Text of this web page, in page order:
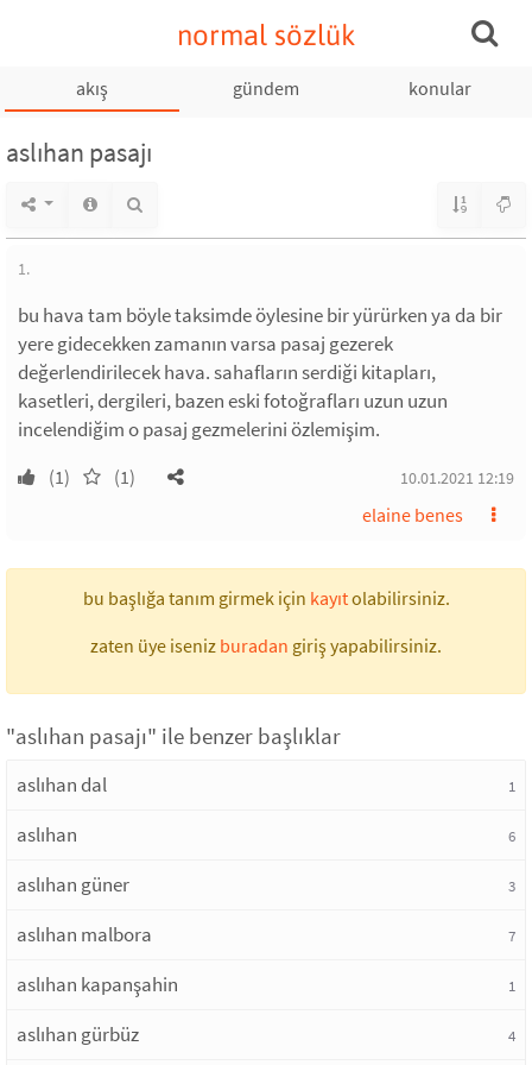
normal sözlük
akış gündem konular
aslıhan pasajı
1.
bu hava tam böyle taksimde öylesine bir yürürken ya da bir
yere gidecekken zamanın varsa pasaj gezerek
değerlendirilecek hava. sahafların serdiği kitapları,
kasetleri, dergileri, bazen eski fotoğrafları uzun uzun
incelendiğim o pasaj gezmelerini özlemişim.
(1) (1) 10.01.2021 12:19
elaine benes
bu başlığa tanım girmek için kayıtolabilirsiniz.
zaten üye iseniz buradan giriş yapabilirsiniz.
"aslıhan pasajı" ile benzer başlıklar
aslıhan dal 1
aslıhan 6
aslıhan güner 3
aslıhan malbora 7
aslıhan kapanşahin 1
aslıhan gürbüz 4